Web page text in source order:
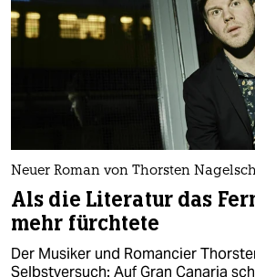
Neuer Roman von Thorsten
Als die Literatur das
mehr fürchtete
Der Musiker und Romancier
Selbstversuch: Auf Gran Canaria